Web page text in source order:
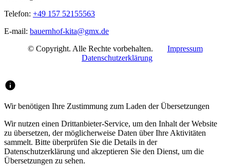
Telefon: +49 157 52155563
E-mail: bauernhof-kita@gmx.de
© Copyright. Alle Rechte vorbehalten. Impressum
Datenschutzerklärung
Wir benötigen Ihre Zustimmung zum Laden der Übersetzungen
Wir nutzen einen Drittanbieter-Service, um den Inhalt der Website
zu übersetzen, der möglicherweise Daten über Ihre Aktivitäten
sammelt. Bitte überprüfen Sie die Details in der
Datenschutzerklärung und akzeptieren Sie den Dienst, um die
Übersetzungen zu sehen.